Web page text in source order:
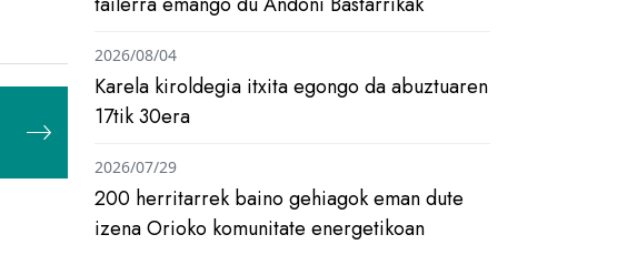
Karela kiroldegia itxita egongo da abuztuaren
17tik 30era
2026/08/04
200 herritarrek baino gehiagok eman dute
izena Orioko komunitate energetikoan
2026/07/29